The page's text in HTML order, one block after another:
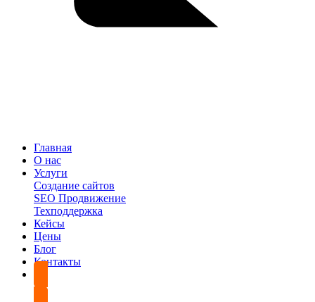
Главная
О нас
Услуги
Создание сайтов
SEO Продвижение
Техподдержка
Кейсы
Цены
Блог
Контакты